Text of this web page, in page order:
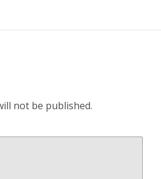
not be published.